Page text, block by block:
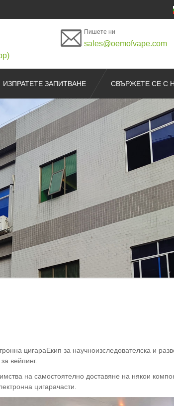
Пишете ни
sales@oemofvape.com
ИЗПРАТЕТЕ ЗАПИТВАНЕ СВЪРЖЕТЕ СЕ С
цигараЕкип за научноизследователска и
вейпинг.
на самостоятелно доставяне на някои
цигарачасти.